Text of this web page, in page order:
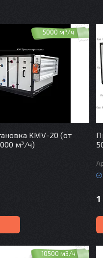
5000 м³/ч
KMV-20 (от
м³/ч)
10500 м3/ч